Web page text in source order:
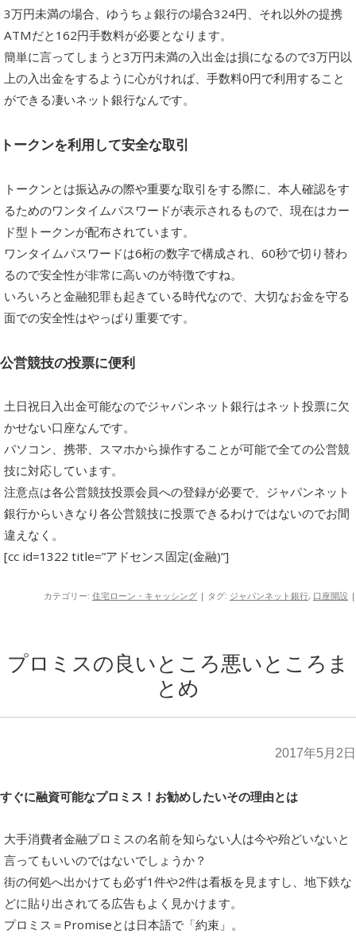
3万円未満の場合、ゆうちょ銀行の場合324円、それ以外の提携
ATMだと162円手数料が必要となります。
簡単に言ってしまうと3万円未満の入出金は損になるので3万円以
上の入出金をするように心がければ、手数料0円で利用すること
ができる凄いネット銀行なんです。
トークンを利用して安全な取引
トークンとは振込みの際や重要な取引をする際に、本人確認をす
るためのワンタイムパスワードが表示されるもので、現在はカー
ド型トークンが配布されています。
ワンタイムパスワードは6桁の数字で構成され、60秒で切り替わ
るので安全性が非常に高いのが特徴ですね。
いろいろと金融犯罪も起きている時代なので、大切なお金を守る
面での安全性はやっぱり重要です。
公営競技の投票に便利
土日祝日入出金可能なのでジャパンネット銀行はネット投票に欠
かせない口座なんです。
パソコン、携帯、スマホから操作することが可能で全ての公営競
技に対応しています。
注意点は各公営競技投票会員への登録が必要で、ジャパンネット
銀行からいきなり各公営競技に投票できるわけではないのでお間
違えなく。
[cc id=1322 title=”アドセンス固定(金融)”]
カテゴリー: 住宅ローン・キャッシング | タグ: ジャパンネット銀行, 口座開設 |
プロミスの良いところ悪いところま
とめ
2017年5月2日
すぐに融資可能なプロミス！お勧めしたいその理由とは
大手消費者金融プロミスの名前を知らない人は今や殆どいないと
言ってもいいのではないでしょうか？
街の何処へ出かけても必ず1件や2件は看板を見ますし、地下鉄な
どに貼り出されてる広告もよく見かけます。
プロミス＝Promiseとは日本語で「約束」。